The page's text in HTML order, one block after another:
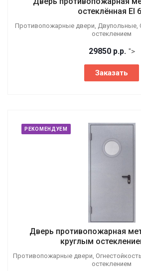
остеклённая EI
Противопожарные двери, Двупольные,
остеклением
29850 р.р. ">
Заказать
РЕКОМЕНДУЕМ
Дверь противопожарная
круглым
Противопожарные двери,
остеклением